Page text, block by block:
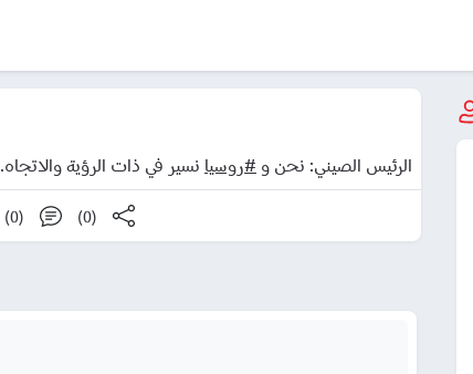
الرئيس الصيني: نحن و #روسيا نسير في ذات الرؤية والاتجاه.
(0) (0)